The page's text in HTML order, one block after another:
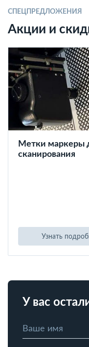
СПЕЦПРЕДЛОЖЕНИЯ
Акции и
Метки маркеры
сканирования
Узнать
У вас